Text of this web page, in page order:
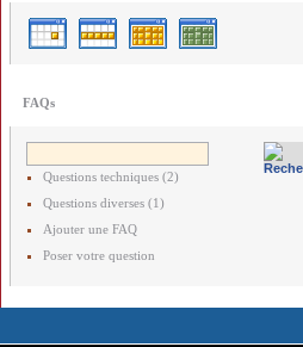
FAQs
Questions techniques (2)
Questions diverses (1)
Ajouter une FAQ
Poser votre question